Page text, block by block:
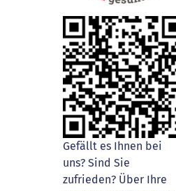
Gefällt es Ihnen bei
uns? Sind Sie
zufrieden? Über Ihre